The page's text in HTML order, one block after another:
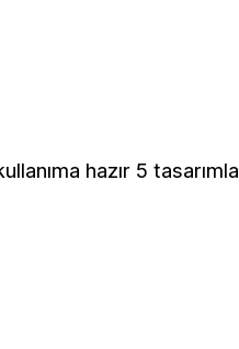
hazır 5 tasarımla